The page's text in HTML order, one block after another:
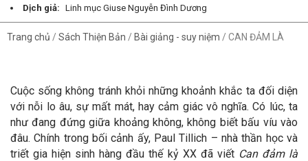
Dịch giả: Linh mục Giuse Nguyễn Đình Dương
Trang chủ / Sách Thiện Bản / Bài giảng - suy niệm / CAN ĐẢM LÀ
Cuộc sống không tránh khỏi những khoảnh khắc ta đối diện
với nỗi lo âu, sự mất mát, hay cảm giác vô nghĩa. Có lúc, ta
như đang đứng giữa khoảng không, không biết bấu víu vào
đâu. Chính trong bối cảnh ấy, Paul Tillich – nhà thần học và
triết gia hiện sinh hàng đầu thế kỷ XX đã viết Can đảm là